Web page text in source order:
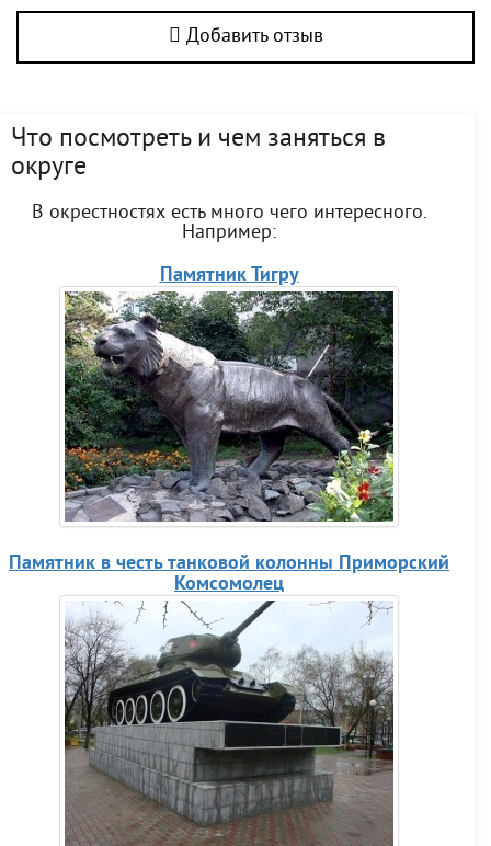
Добавить отзыв
Что посмотреть и чем заняться в
округе
В окрестностях есть много чего интересного.
Например:
Памятник Тигру
Памятник в честь танковой колонны Приморский
Комсомолец